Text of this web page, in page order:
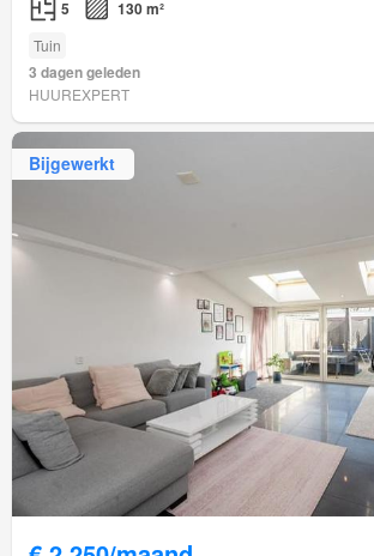
5 130 m²
Tuin
3 dagen geleden
HUUREXPERT
Bijgewerkt